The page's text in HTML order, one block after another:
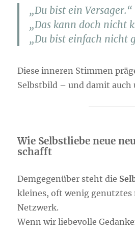
„Du bist ein Versager.“
„Das kann doch nicht
„Du bist einfach nicht
Diese inneren Stimmen
Selbstbild – und damit auch
Wie Selbstliebe neue
schafft
Demgegenüber steht die
kleines, oft wenig genutztes
Netzwerk.
Wenn wir liebevolle